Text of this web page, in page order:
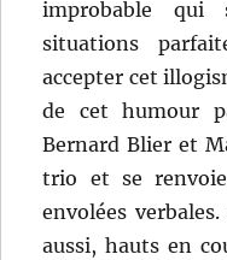
improbable
situations
accepter cet
de cet humour
Bernard Blier et
trio et se
envolées
aussi, hauts en